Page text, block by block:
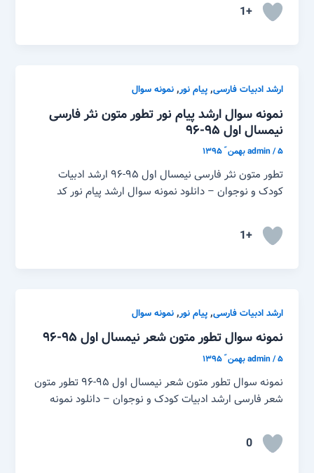
+1
ارشد ادبیات فارسی,پیام نور,نمونه سوال
نمونه سوال ارشد پیام نور تطور متون نثر فارسی
نیمسال اول ۹۵-۹۶
admin/۵ بهمن ّ ۱۳۹۵
تطور متون نثر فارسی نیمسال اول ۹۵-۹۶ ارشد ادبیات
کودک و نوجوان – دانلود نمونه سوال ارشد پیام نور کد
+1
ارشد ادبیات فارسی,پیام نور,نمونه سوال
نمونه سوال تطور متون شعر نیمسال اول ۹۵-۹۶
admin/۵ بهمن ّ ۱۳۹۵
نمونه سوال تطور متون شعر نیمسال اول ۹۵-۹۶ تطور متون
شعر فارسی ارشد ادبیات کودک و نوجوان – دانلود نمونه
0